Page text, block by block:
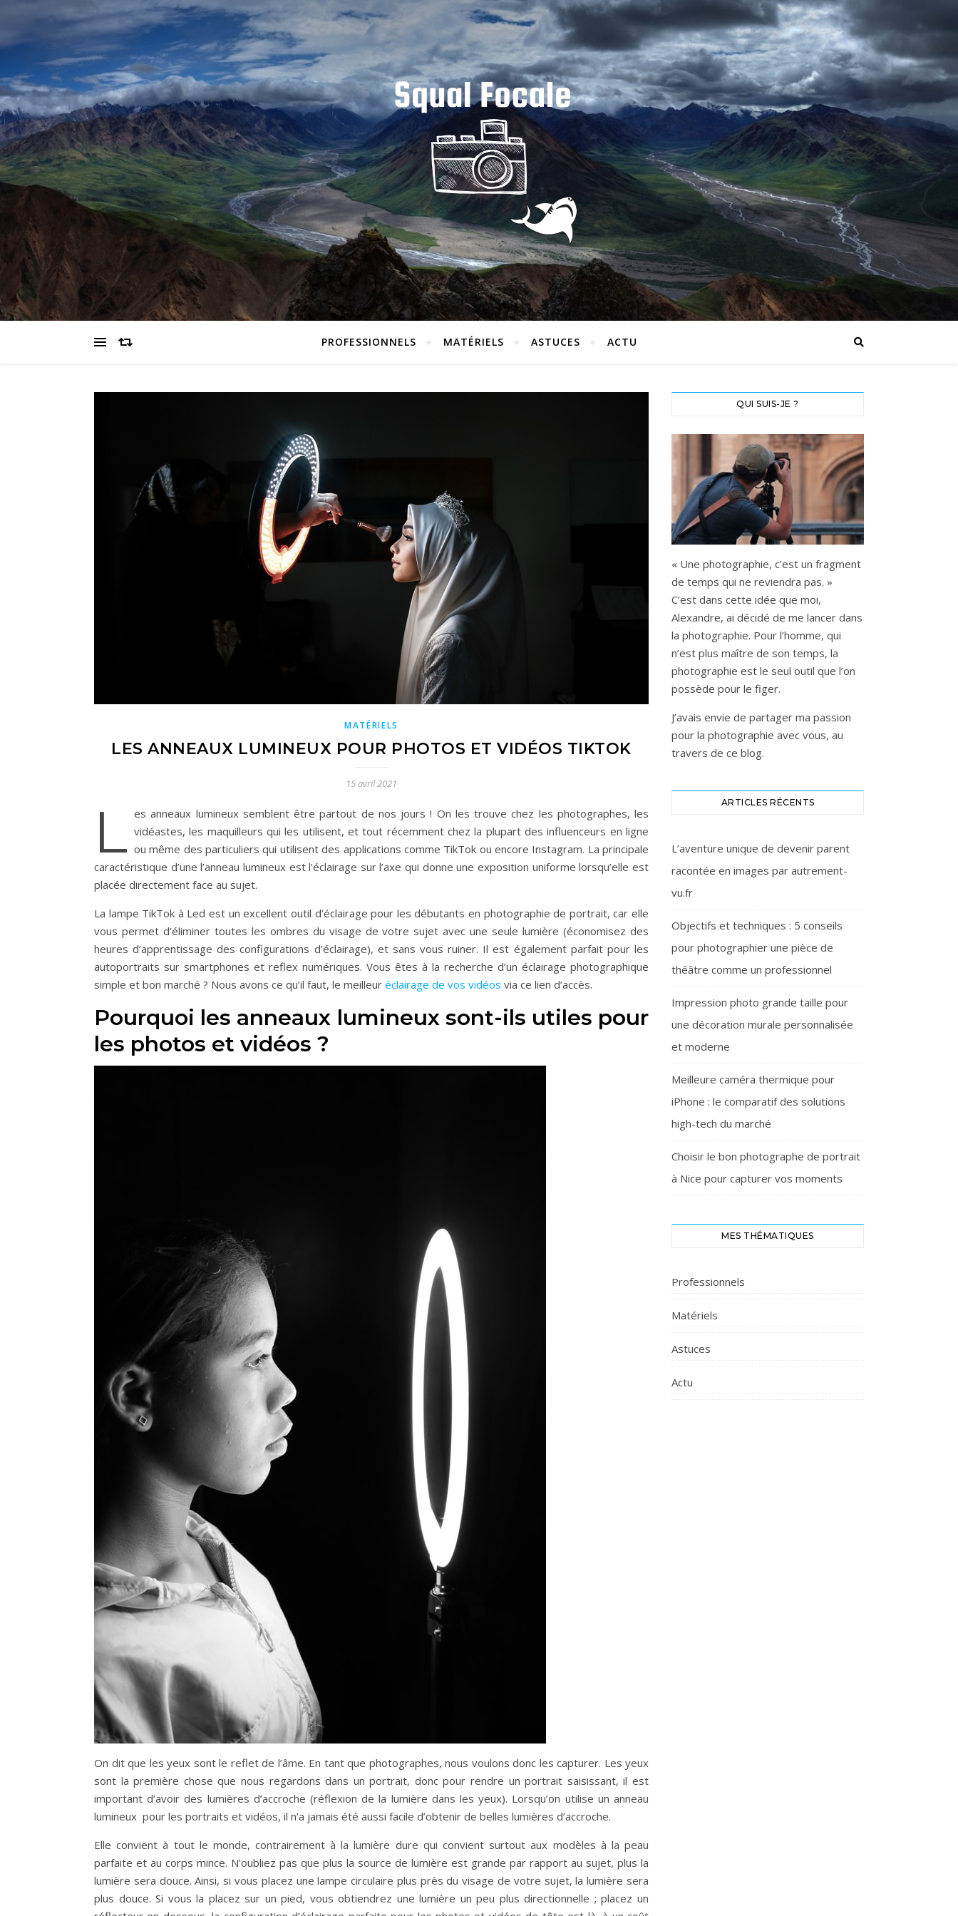
PROFESSIONNELS MATÉRIELS ASTUCES ACTU
MATÉRIELS
LES ANNEAUX LUMINEUX POUR PHOTOS ET VIDÉOS TIKTOK
15 avril 2021
L es anneaux lumineux semblent être partout de nos jours ! On les trouve chez les photographes, les
vidéastes, les maquilleurs qui les utilisent, et tout récemment chez la plupart des influenceurs en ligne
ou même des particuliers qui utilisent des applications comme TikTok ou encore Instagram. La principale
caractéristique d’une l’anneau lumineux est l’éclairage sur l’axe qui donne une exposition uniforme lorsqu’elle est
placée directement face au sujet.
La lampe TikTok à Led est un excellent outil d’éclairage pour les débutants en photographie de portrait, car elle
vous permet d’éliminer toutes les ombres du visage de votre sujet avec une seule lumière (économisez des
heures d’apprentissage des configurations d’éclairage), et sans vous ruiner. Il est également parfait pour les
autoportraits sur smartphones et reflex numériques. Vous êtes à la recherche d’un éclairage photographique
simple et bon marché ? Nous avons ce qu’il faut, le meilleur éclairage de vos vidéos via ce lien d’accès.
Pourquoi les anneaux lumineux sont-ils utiles pour
les photos et vidéos ?
On dit que les yeux sont le reflet de l’âme. En tant que photographes, nous voulons donc les capturer. Les yeux
sont la première chose que nous regardons dans un portrait, donc pour rendre un portrait saisissant, il est
important d’avoir des lumières d’accroche (réflexion de la lumière dans les yeux). Lorsqu’on utilise un anneau
lumineux pour les portraits et vidéos, il n’a jamais été aussi facile d’obtenir de belles lumières d’accroche.
Elle convient à tout le monde, contrairement à la lumière dure qui convient surtout aux modèles à la peau
parfaite et au corps mince. N’oubliez pas que plus la source de lumière est grande par rapport au sujet, plus la
lumière sera douce. Ainsi, si vous placez une lampe circulaire plus près du visage de votre sujet, la lumière sera
plus douce. Si vous la placez sur un pied, vous obtiendrez une lumière un peu plus directionnelle ; placez un
QUI SUIS-JE ?
« Une photographie, c’est un fragment
de temps qui ne reviendra pas. »
C’est dans cette idée que moi,
Alexandre, ai décidé de me lancer dans
la photographie. Pour l’homme, qui
n’est plus maître de son temps, la
photographie est le seul outil que l’on
possède pour le figer.
J’avais envie de partager ma passion
pour la photographie avec vous, au
travers de ce blog.
ARTICLES RÉCENTS
L’aventure unique de devenir parent
racontée en images par autrement-
vu.fr
Objectifs et techniques : 5 conseils
pour photographier une pièce de
théâtre comme un professionnel
Impression photo grande taille pour
une décoration murale personnalisée
et moderne
Meilleure caméra thermique pour
iPhone : le comparatif des solutions
high-tech du marché
Choisir le bon photographe de portrait
à Nice pour capturer vos moments
MES THÉMATIQUES
Professionnels
Matériels
Astuces
Actu